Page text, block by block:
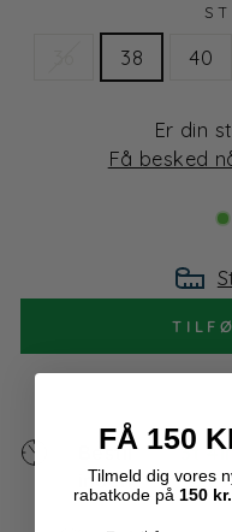
38 40
Er din
Få besked
Bestil
inden
3t
22s
FÅ 150
Tilmeld dig vores
rabatkode på 150 kr.